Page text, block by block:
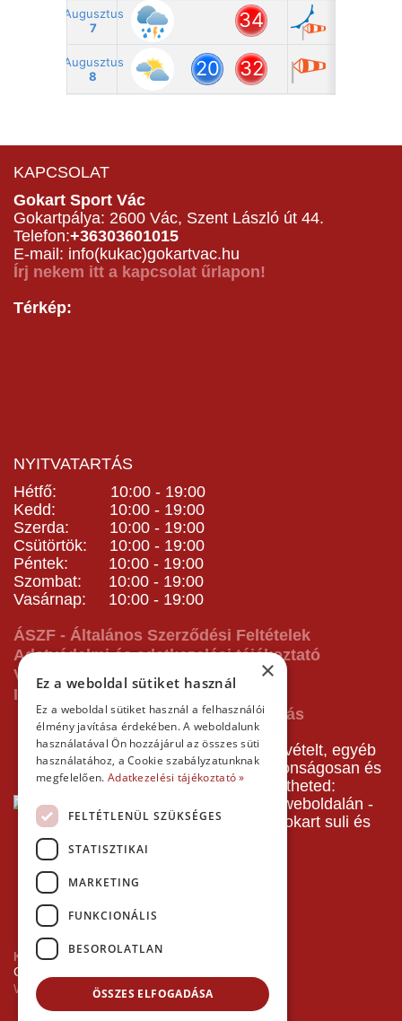
KAPCSOLAT
Gokart Sport Vác
Gokartpálya: 2600 Vác, Szent László út 44.
Telefon:+36303601015
E-mail: info(kukac)gokartvac.hu
Írj nekem itt a kapcsolat űrlapon!
Térkép:
NYITVATARTÁS
Hétfő: 10:00 - 19:00
Kedd: 10:00 - 19:00
Szerda: 10:00 - 19:00
Csütörtök: 10:00 - 19:00
Péntek: 10:00 - 19:00
Szombat: 10:00 - 19:00
Vasárnap: 10:00 - 19:00
ÁSZF - Általános Szerződési Feltételek
Adatvédelmi és adatkezelési tájékoztató
Vásárlás előtti tájékoztató
Impresszum
A pályafoglalást, gokartverseny részvételt, egyéb
termékeinket, szolgáltatásainkat biztonságosan és
gyorsan bankkártyával is kifizetheted:
Kezdőlap
Copyright © 2026 Minden jog fenntartva!
Websiker Ügynökség - Richard27.hu Kft.
×
Ez a weboldal sütiket használ
Ez a weboldal sütiket használ a felhasználói
élmény javítása érdekében. A weboldalunk
használatával Ön hozzájárul az összes süti
használatához, a Cookie szabályzatunknak
megfelelően. Adatkezelési tájékoztató »
FELTÉTLENÜL SZÜKSÉGES
STATISZTIKAI
MARKETING
FUNKCIONÁLIS
BESOROLATLAN
ÖSSZES ELFOGADÁSA